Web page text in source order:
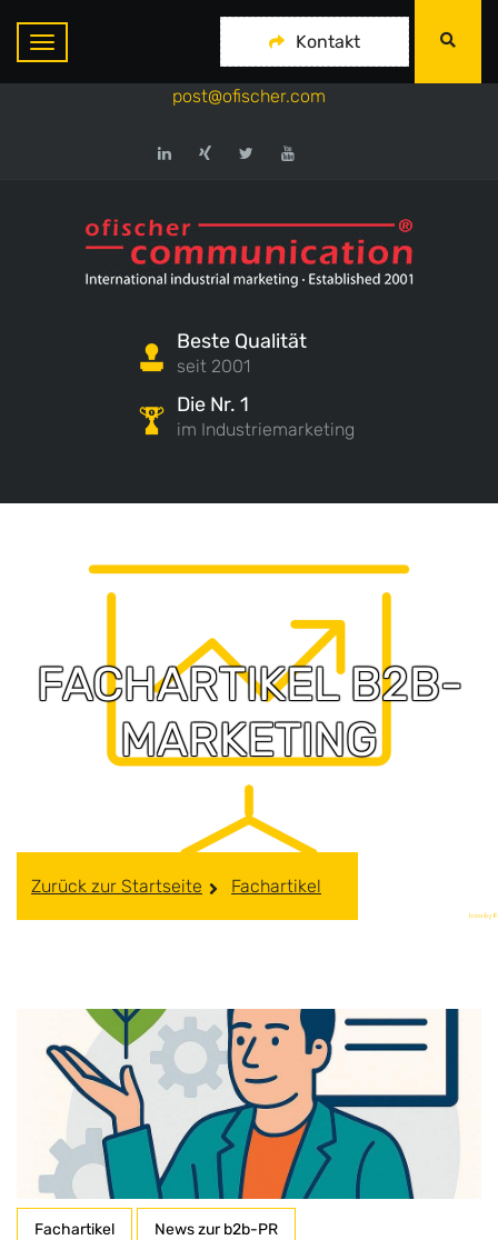
ofischer communication
+49-175-718 444 1
post@ofischer.com
Beste Qualität
seit 2001
Die Nr. 1
im Industriemarketing
Kontakt
FACHARTIKEL B2B-
MARKETING
Zurück zur Startseite Fachartikel
Fachartikel News zur b2b-PR